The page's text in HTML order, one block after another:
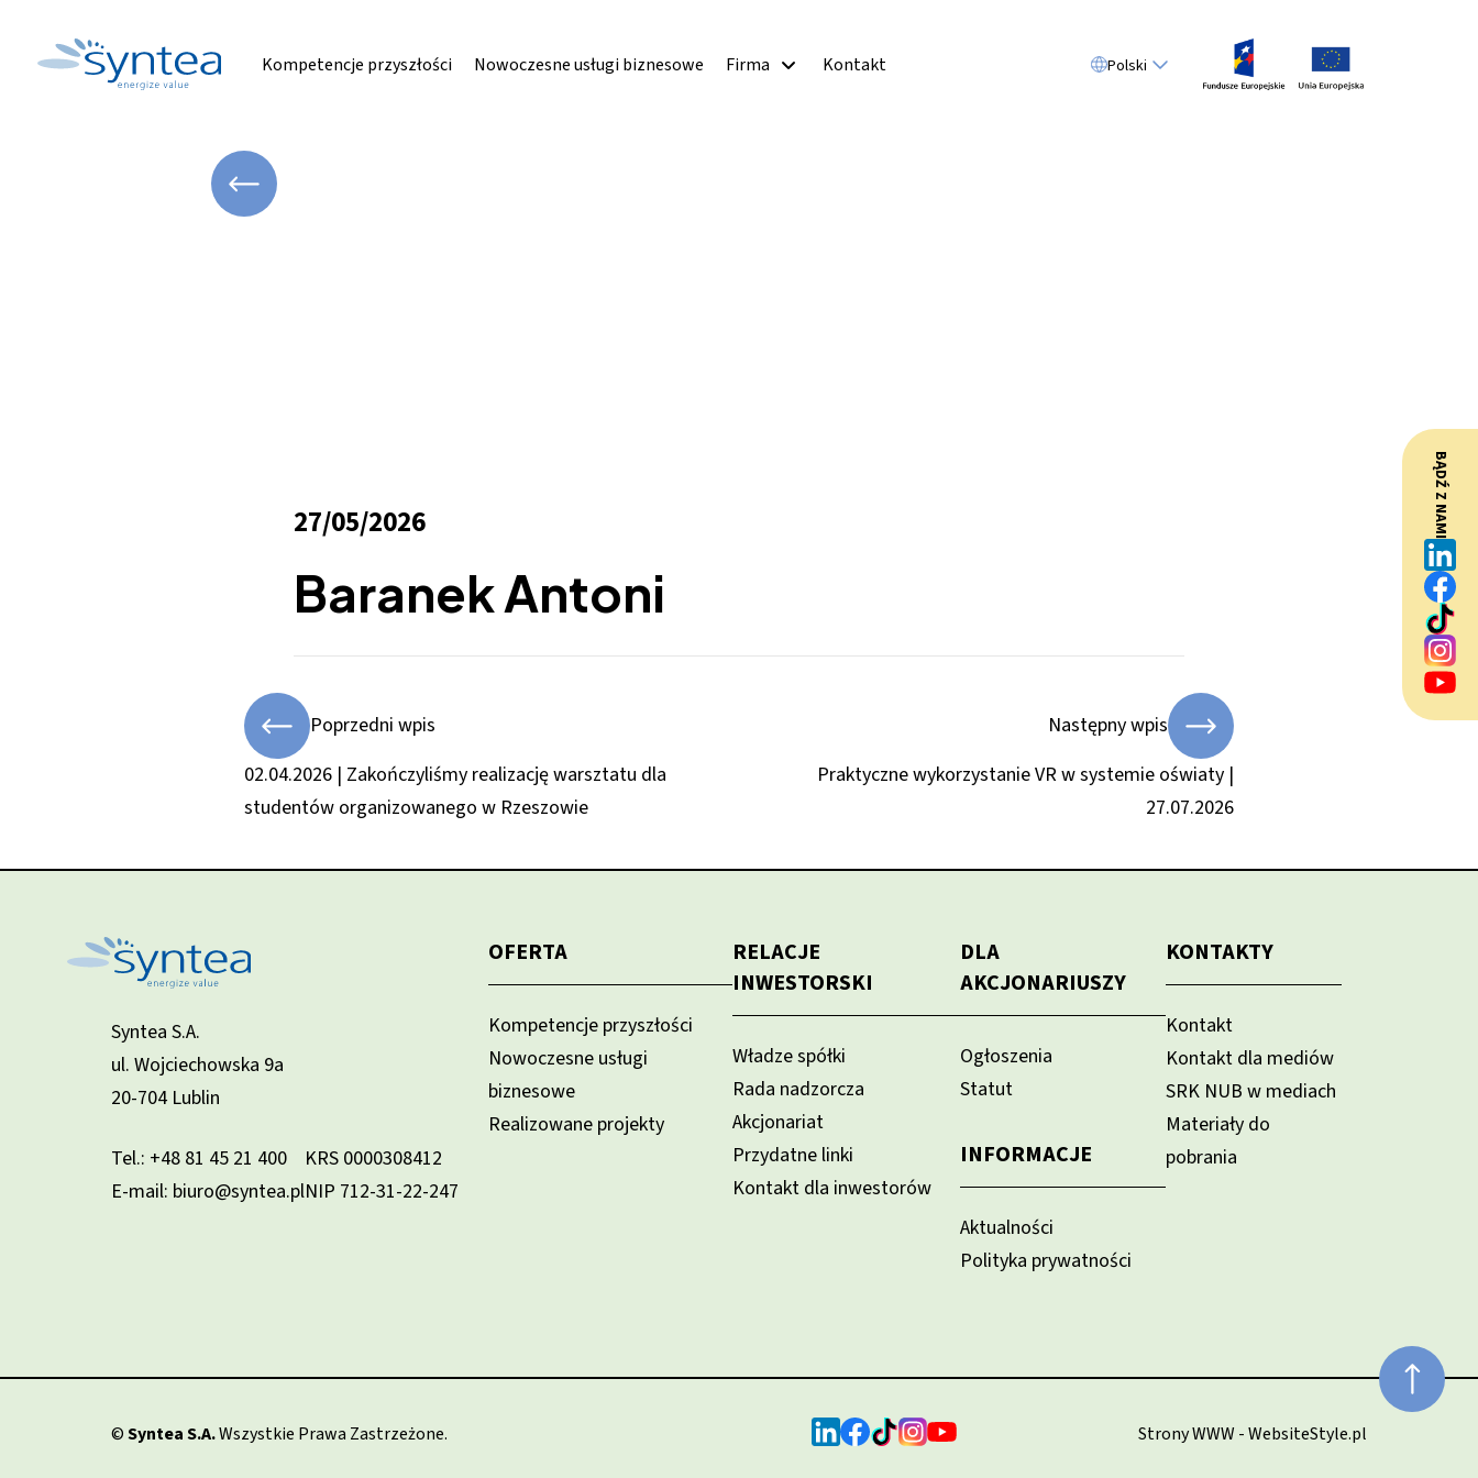
Kompetencje przyszłości Nowoczesne usługi biznesowe Firma Kontakt Polski
WRÓĆ
27/05/2026
Baranek Antoni
Poprzedni wpis
02.04.2026 | Zakończyliśmy realizację warsztatu dla
studentów organizowanego w Rzeszowie
Następny wpis
Praktyczne wykorzystanie VR w systemie oświaty |
27.07.2026
BĄDŹ Z NAMI
Syntea S.A.
ul. Wojciechowska 9a
20-704 Lublin
Tel.: +48 81 45 21 400
E-mail: biuro@syntea.pl
KRS 0000308412
NIP 712-31-22-247
OFERTA
Kompetencje przyszłości
Nowoczesne usługi
biznesowe
Realizowane projekty
RELACJE
INWESTORSKI
Władze spółki
Rada nadzorcza
Akcjonariat
Przydatne linki
Kontakt dla inwestorów
DLA
AKCJONARIUSZY
Ogłoszenia
Statut
INFORMACJE
Aktualności
Polityka prywatności
KONTAKTY
Kontakt
Kontakt dla mediów
SRK NUB w mediach
Materiały do
pobrania
©Syntea S.A.Wszystkie Prawa Zastrzeżone. Strony WWW - WebsiteStyle.pl